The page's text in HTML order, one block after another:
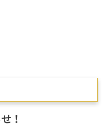
！